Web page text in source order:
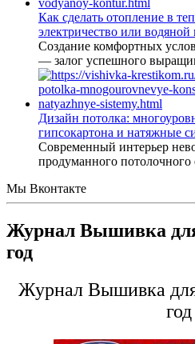
Как сделать отопление в
электричество или водяной
Создание комфортных
— залог успешного
Дизайн потолка:
гипсокартона и натяжные
Современный интерьер
продуманного
Мы Вконтакте
Журнал Вышивка
год
Журнал Вышивка
год